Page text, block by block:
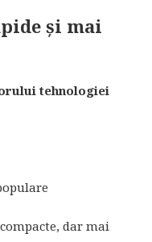
și mai
tehnologiei
dar mai